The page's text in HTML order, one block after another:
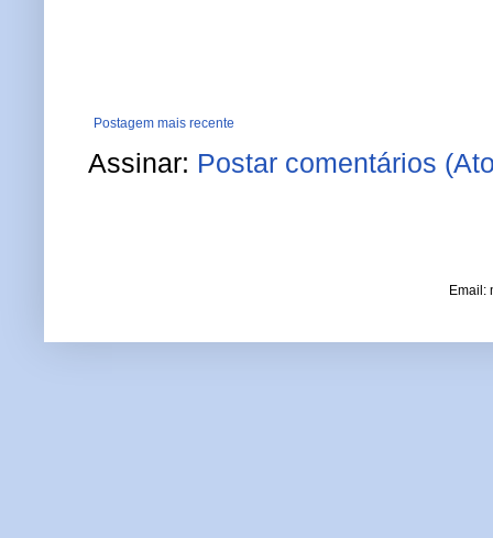
Postagem mais recente
Assinar: Postar comentários
Email: